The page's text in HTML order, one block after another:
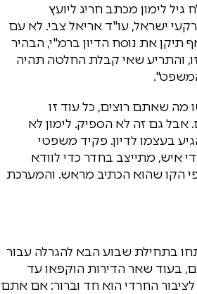
גיל לימון מכתב חריג ליועץ
ישראל, עו"ד אריאל צבי. לא עם
תיקן את נוסח הדיון ברמ"י, הבהיר
והתריע שאי קבלת החלטה תהיה
מה שאתם רוצים, כל עוד זו
אבל גם זה לא הספיק. לימון לא
בעצמו לדיון. פקיד משפטי
איש, מתייצב בחדר כדי לוודא
הקו שהוא הכתיב מראש. והמערכת
ייפתחו בתחילת שבוע הבא להגרלה עבור
בעוד שאר הדירות הוקפאו עד
החרדי הוא חד וברור: אם אתם